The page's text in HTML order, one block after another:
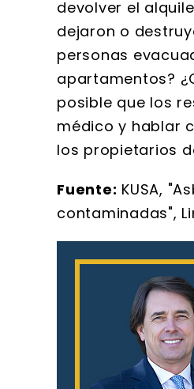
devolver el
dejaron o
personas
apartamentos?
posible que los
médico y hablar
los propietarios
Fuente: KUSA,
contaminadas",